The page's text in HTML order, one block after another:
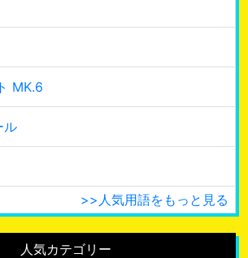
MK.6
ル
>>人気用語をもっと見る
人気カテゴリー